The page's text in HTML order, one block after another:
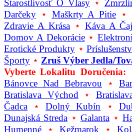
Starostlivosť O Vlasy⋆
Darčeky ⋆ Maškrty A Pitie ⋆
Zdravie A Krása⋆ Káva A Čaj
Domov A Dekorácie⋆
Erotické Produkty⋆
Športy ⋆ Zruš Výber Jedla/
Vyberte Lokalitu Doručenia:
Bánovce Nad Bebravou ⋆
Bratislava Východ ⋆
Čadca ⋆Dolný Kubín ⋆
Dunajská Streda ⋆ Galanta ⋆
Humenné ⋆ Kežmarok ⋆